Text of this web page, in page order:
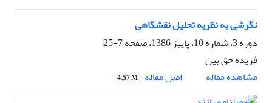
نگرشی به نظریه تحلیل نقشگاهی
دوره 3، شماره 10، پاییز 1386، صفحه
7-25
فریده حق بین
مشاهده مقاله
اصل مقاله 4.57 M